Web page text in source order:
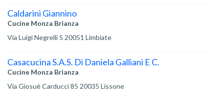
Caldarini Giannino
Cucine Monza Brianza
Via Luigi Negrelli 5 20051 Limbiate
Casacucina S.A.S. Di Daniela Galliani E C.
Cucine Monza Brianza
Via Giosuè Carducci 85 20035 Lissone